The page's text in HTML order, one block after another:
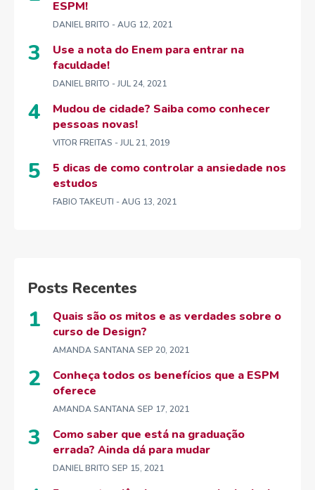
ESPM!
DANIEL BRITO - AUG 12, 2021
Use a nota do Enem para entrar na
faculdade!
DANIEL BRITO - JUL 24, 2021
Mudou de cidade? Saiba como conhecer
pessoas novas!
VITOR FREITAS - JUL 21, 2019
5 dicas de como controlar a ansiedade nos
estudos
FABIO TAKEUTI - AUG 13, 2021
Posts Recentes
Quais são os mitos e as verdades sobre o
curso de Design?
AMANDA SANTANASEP 20, 2021
Conheça todos os benefícios que a ESPM
oferece
AMANDA SANTANASEP 17, 2021
Como saber que está na graduação
errada? Ainda dá para mudar
DANIEL BRITO SEP 15, 2021